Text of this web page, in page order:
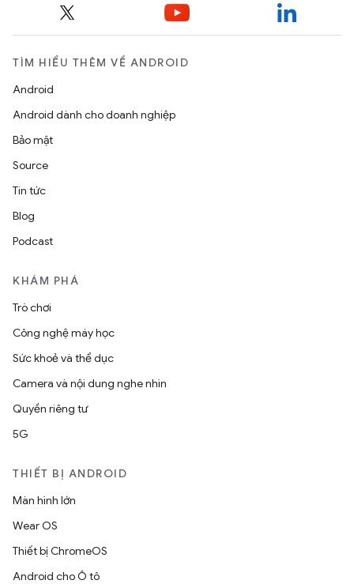
TÌM HIỂU THÊM VỀ ANDROID
Android
Android dành cho doanh nghiệp
Bảo mật
Source
Tin tức
Blog
Podcast
KHÁM PHÁ
Trò chơi
Công nghệ máy học
Sức khoẻ và thể dục
Camera và nội dung nghe nhìn
Quyền riêng tư
5G
THIẾT BỊ ANDROID
Màn hình lớn
Wear OS
Thiết bị ChromeOS
Android cho Ô tô